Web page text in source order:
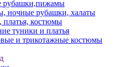
рубашки,пижамы
ночные рубашки, халаты
платья, костюмы
туники и платья
и трикотажные костюмы